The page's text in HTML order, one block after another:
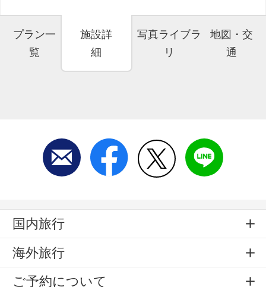
プラン一
覧
施設詳
細
写真ライブラ
リ
地図・交
通
国内旅行
海外旅行
ご予約について